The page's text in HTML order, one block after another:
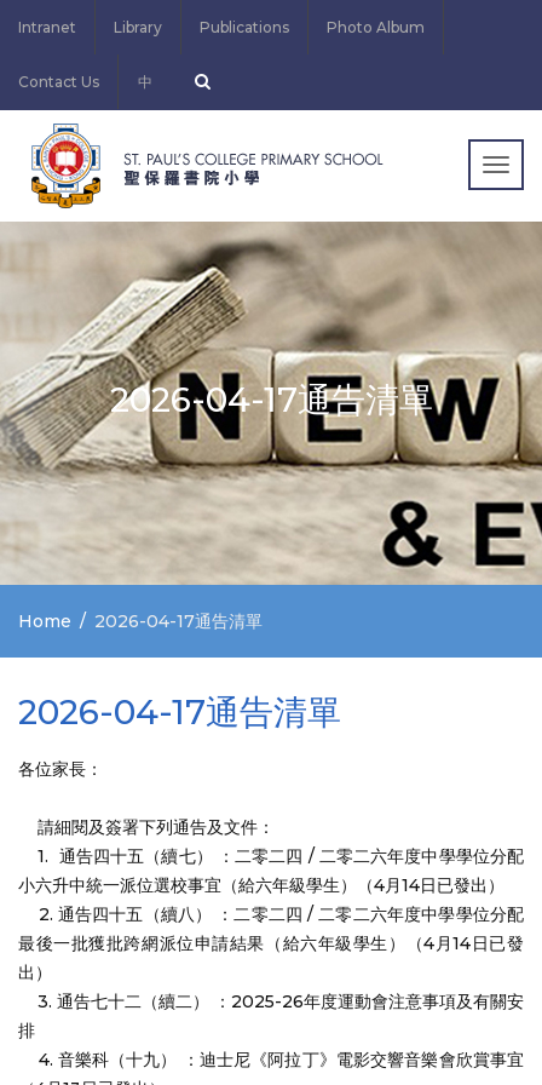
Intranet Library Publications Photo Album
Contact Us 中
2026-04-17通告清單
Home 2026-04-17通告清單
2026-04-17通告清單
各位家長：
請細閱及簽署下列通告及文件：
1. 通告四十五（續七） ：二零二四 / 二零二六年度中學學位分配
小六升中統一派位選校事宜（給六年級學生）（4月14日已發出）
2. 通告四十五（續八） ：二零二四 / 二零二六年度中學學位分配
最後一批獲批跨網派位申請結果（給六年級學生）（4月14日已發
出）
3. 通告七十二（續二） ：2025-26年度運動會注意事項及有關安
排
4. 音樂科（十九） ：迪士尼《阿拉丁》電影交響音樂會欣賞事宜